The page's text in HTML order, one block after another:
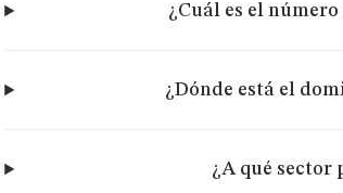
¿Cuál es el
¿Dónde está el
¿A qué sector